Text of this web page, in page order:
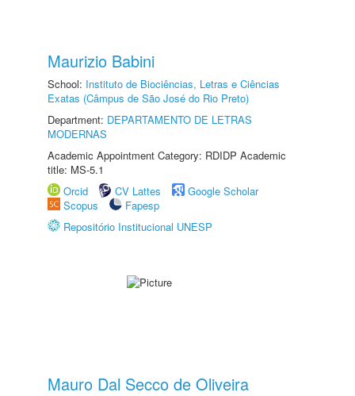
Maurizio Babini
School: Instituto de Biociências, Letras e Ciências
Exatas (Câmpus de São José do Rio Preto)
Department: DEPARTAMENTO DE LETRAS
MODERNAS
Academic Appointment Category: RDIDP Academic
title: MS-5.1
Orcid
CV Lattes
Google Scholar
Scopus
Fapesp
Repositório Institucional UNESP
Mauro Dal Secco de Oliveira